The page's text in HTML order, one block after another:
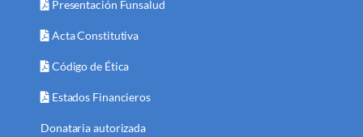
Presentación Funsalud
Acta Constitutiva
Código de Ética
Estados Financieros
Donataria autorizada